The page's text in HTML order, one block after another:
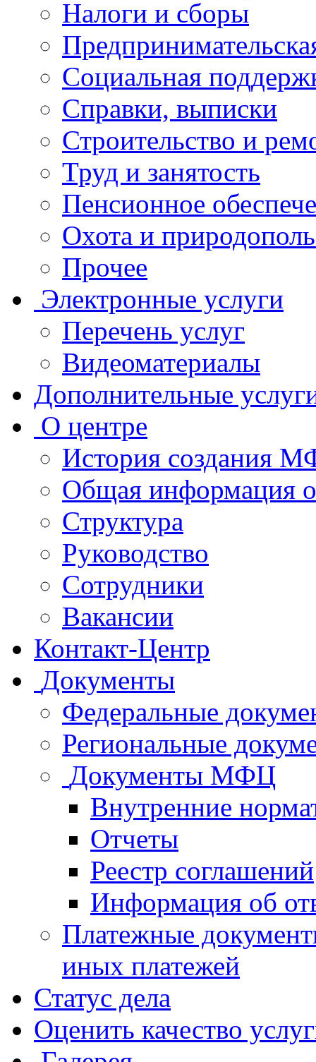
Налоги и сборы
Социальная
Справки, выписки
Строительство и
Труд и занятость
Пенсионное
Охота и
Прочее
Электронные услуги
Перечень услуг
Видеоматериалы
Дополнительные
О центре
История создания
Общая
Структура
Руководство
Сотрудники
Вакансии
Контакт-Центр
Документы
Федеральные
Региональные
Документы МФЦ
Внутренние
Отчеты
Реестр соглашений
Информация об
Платежные
иных платежей
Статус дела
Оценить качество